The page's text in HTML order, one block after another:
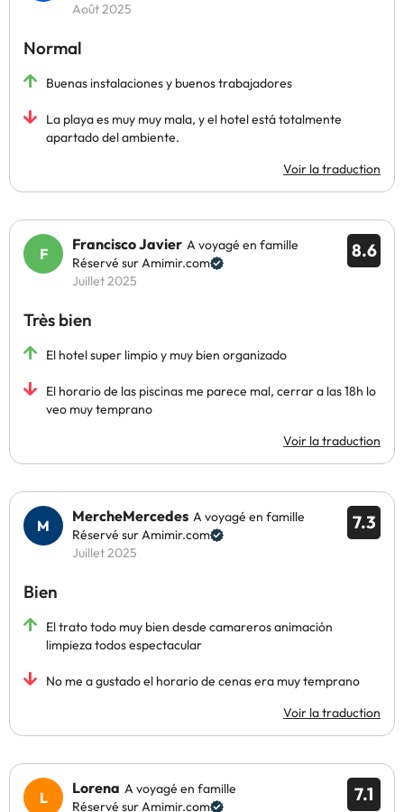
Août 2025
Normal
Buenas instalaciones y buenos trabajadores
La playa es muy muy mala, y el hotel está totalmente
apartado del ambiente.
Voir la traduction
8.6
Francisco Javier A voyagé en famille
Réservé sur Amimir.com
Juillet 2025
Très bien
El hotel super limpio y muy bien organizado
El horario de las piscinas me parece mal, cerrar a las 18h lo
veo muy temprano
Voir la traduction
7.3
MercheMercedes A voyagé en famille
Réservé sur Amimir.com
Juillet 2025
Bien
El trato todo muy bien desde camareros animación
limpieza todos espectacular
No me a gustado el horario de cenas era muy temprano
Voir la traduction
7.1
Lorena A voyagé en famille
Réservé sur Amimir.com